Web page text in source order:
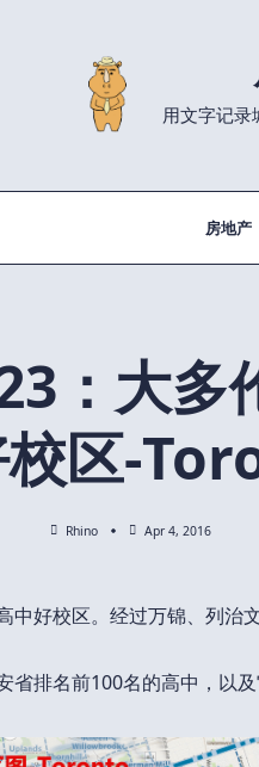
用文字记录
房地产
：大多
校区-
Rhino Apr 4, 2016
中好校区。经过万锦、列治
排名前100名的高中，以及